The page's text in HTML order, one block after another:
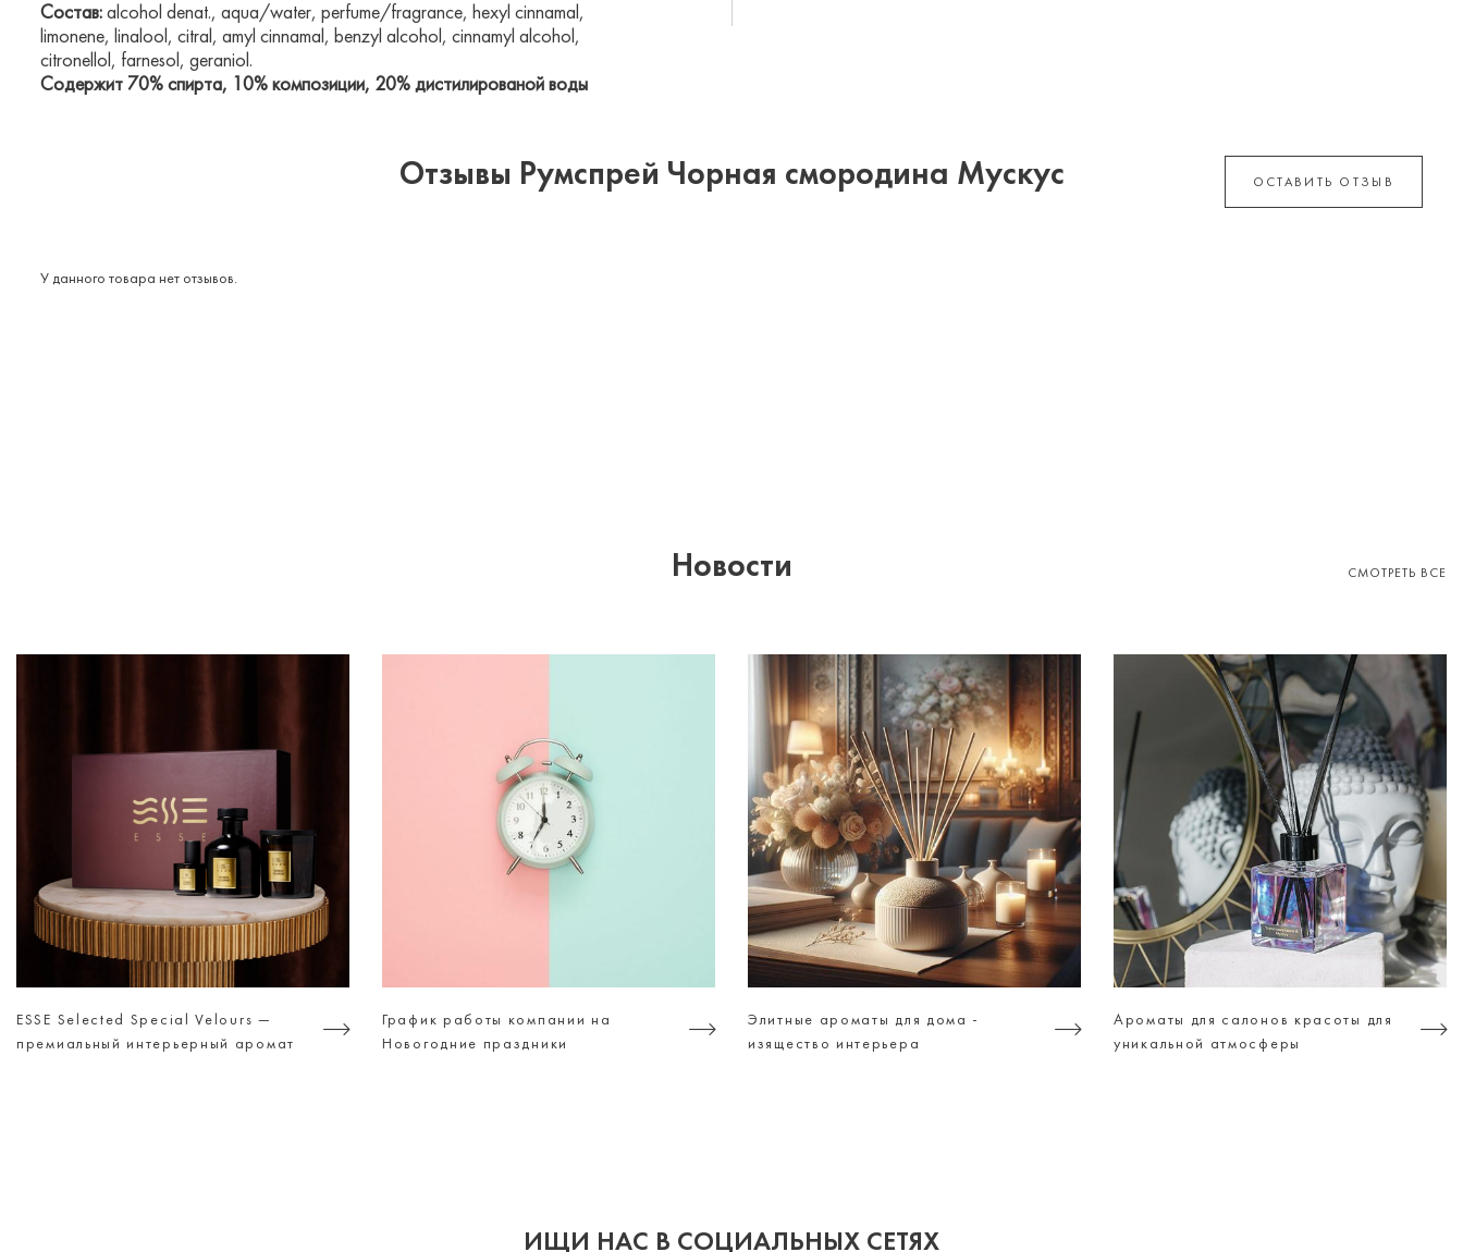
Состав: alcohol denat., aqua/water, perfume/fragrance, hexyl cinnamal,
limonene, linalool, citral, amyl cinnamal, benzyl alcohol, cinnamyl alcohol,
citronellol, farnesol, geraniol.
Содержит 70% спирта, 10% композиции, 20% дистилированой воды
Отзывы Румспрей Чорная смородина Мускус ОСТАВИТЬ ОТЗЫВ
У данного товара нет отзывов.
Новости СМОТРЕТЬ ВСЕ
ESSE Selected Special Velours —
премиальный интерьерный аромат
График работы компании на
Новогодние праздники
Элитные ароматы для дома -
изящество интерьера
Ароматы для салонов красоты для
уникальной атмосферы
ИЩИ НАС В СОЦИАЛЬНЫХ СЕТЯХ